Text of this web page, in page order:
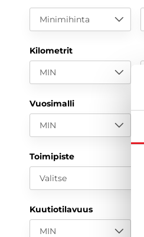
Minimihinta
Kilometrit
MIN
Vuosimalli
MIN
Toimipiste
Valitse
Kuutiotilavuus
MIN